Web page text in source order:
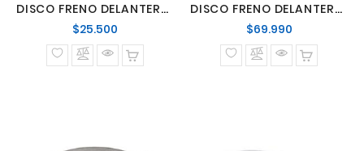
DISCO FRENO DELANTERO VENTILADO H100 93> 1TON/PORTER 96> (chasis Con Bandeja) D4B#/4G64B
$25.500
normal
DISCO FRENO DELANTERO VENTILADO HD COUNTY
$69.990Precio
normal